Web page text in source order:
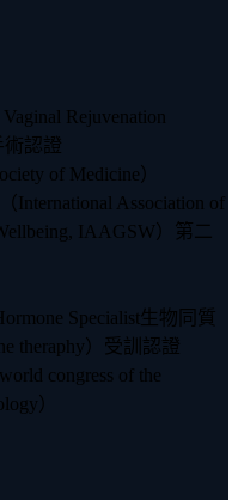
Rejuvenation
術認證
of Medicine）
Association of
IAAGSW）第二
Specialist生物同質
theraphy）受訓認證
congress of the
）